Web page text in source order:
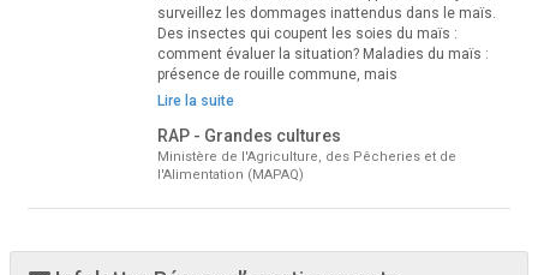
surveillez les dommages inattendus dans le maïs.
Des insectes qui coupent les soies du maïs :
comment évaluer la situation? Maladies du maïs :
présence de rouille commune, mais
Lire la suite
RAP - Grandes cultures
Ministère de l'Agriculture, des Pêcheries et de
l'Alimentation (MAPAQ)